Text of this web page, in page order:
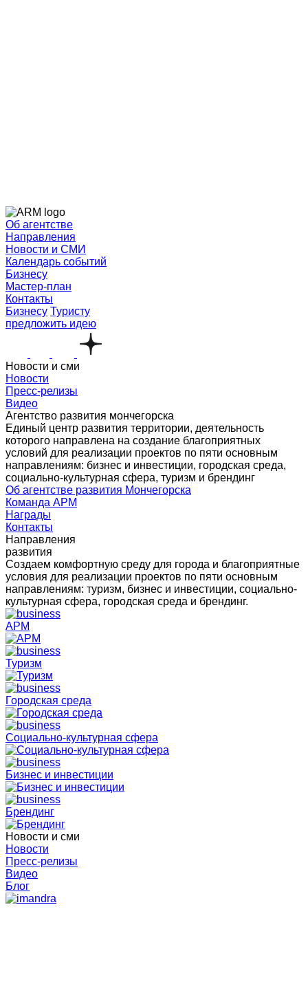
Об агентстве
Направления
Новости и СМИ
Календарь событий
Бизнесу
Мастер-план
Контакты
Бизнесу Туристу
предложить идею
Новости и сми
Новости
Пресс-релизы
Видео
Агентство развития мончегорска
Единый центр развития территории, деятельность
которого направлена на создание благоприятных
условий для реализации проектов по пяти основным
направлениям: бизнес и инвестиции, городская среда,
социально-культурная сфера, туризм и брендинг
Об агентстве развития Мончегорска
Команда АРМ
Награды
Контакты
Направления
развития
Создаем комфортную среду для города и благоприятные
условия для реализации проектов по пяти основным
направлениям: туризм, бизнес и инвестиции, социально-
культурная сфера, городская среда и брендинг.
АРМ
Туризм
Городская среда
Социально-культурная сфера
Бизнес и инвестиции
Брендинг
Новости и сми
Новости
Пресс-релизы
Видео
Блог